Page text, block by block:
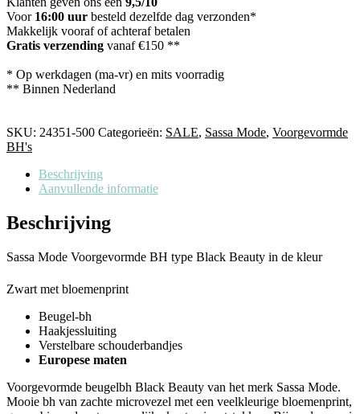
Voor 16:00 uur besteld dezelfde dag verzonden*
Makkelijk vooraf of achteraf betalen
Gratis verzending vanaf €150 **
* Op werkdagen (ma-vr) en mits voorradig
** Binnen Nederland
SKU: 24351-500 Categorieën: SALE, Sassa Mode, Voorgevormde
BH's
Beschrijving
Aanvullende informatie
Beschrijving
Sassa Mode Voorgevormde BH type Black Beauty in de kleur
Zwart met bloemenprint
Beugel-bh
Haakjessluiting
Verstelbare schouderbandjes
Europese maten
Voorgevormde beugelbh Black Beauty van het merk Sassa Mode.
Mooie bh van zachte microvezel met een veelkleurige bloemenprint,